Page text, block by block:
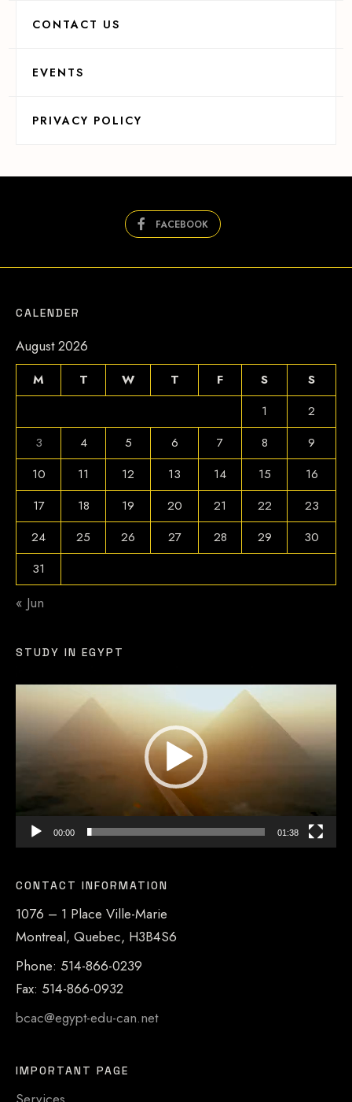
CONTACT US
EVENTS
PRIVACY POLICY
FACEBOOK
CALENDER
August 2026
M T W T F S
S
1
2
3
4 5 6 7 8
9
10
11 12 13 14 15
16
17
18 19 20 21 22
23
24
25 26 27 28 29
30
31
« Jun
STUDY IN EGYPT
00:00 01:38
CONTACT INFORMATION
1076 – 1 Place Ville-Marie
Montreal, Quebec, H3B4S6
Phone: 514-866-0239
Fax: 514-866-0932
bcac@egypt-edu-can.net
IMPORTANT PAGE